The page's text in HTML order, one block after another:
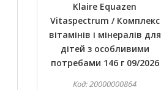
Klaire Equazen
Vitaspectrum / Комплекс
вітамінів і мінералів для
дітей з особливими
потребами 146 г 09/2026
20000000864